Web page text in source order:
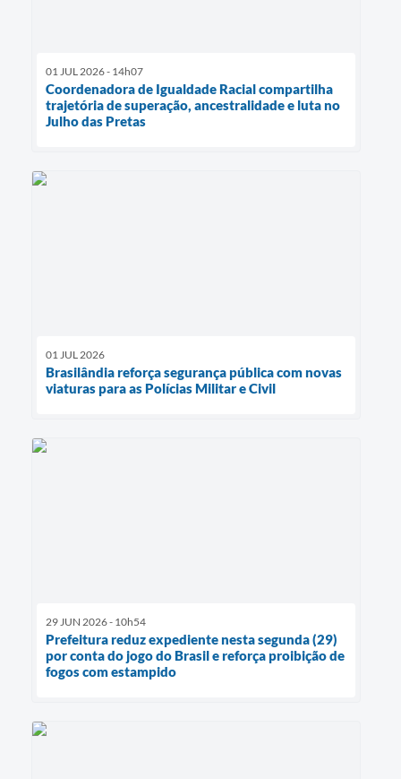
01 JUL 2026 - 14h07
Coordenadora de Igualdade Racial compartilha
trajetória de superação, ancestralidade e luta no
Julho das Pretas
01 JUL 2026
Brasilândia reforça segurança pública com novas
viaturas para as Polícias Militar e Civil
29 JUN 2026 - 10h54
Prefeitura reduz expediente nesta segunda (29)
por conta do jogo do Brasil e reforça proibição de
fogos com estampido